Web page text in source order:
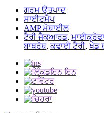
ਗਰਮ ਉਤਪਾਦ
ਸਾਈਟਮੈਪ
AMP ਮੋਬਾਈਲ
ਟੈਰੀ ਜੈਕੁਆਰਡ,
ਬਾਥਰੋਬ,ਕਢਾਈ ਟੈਰੀ,ਖੇਡ